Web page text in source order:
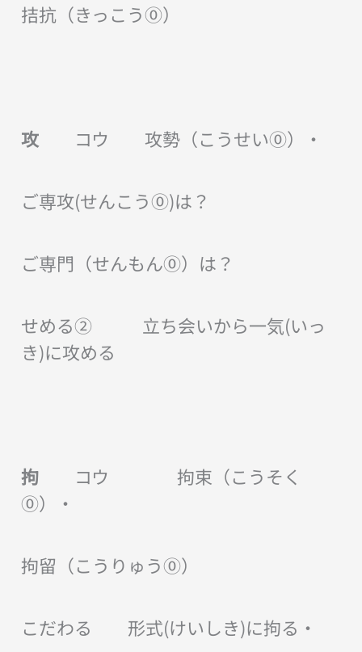
拮抗（きっこう⓪）
攻コウ 攻勢（こうせい⓪）・
ご専攻(せんこう⓪)は？
ご専門（せんもん⓪）は？
せめる② 立ち会いから一気(いっ
き)に攻める
拘コウ 拘束（こうそく
⓪）・
拘留（こうりゅう⓪）
こだわる 形式(けいしき)に拘る・